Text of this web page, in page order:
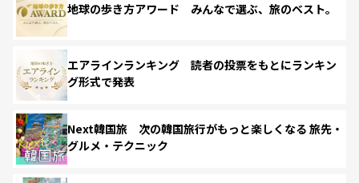
地球の歩き方アワード みんなで選ぶ、旅のベスト。
エアラインランキング 読者の投票をもとにランキン
グ形式で発表
Next韓国旅 次の韓国旅行がもっと楽しくなる 旅先・
グルメ・テクニック